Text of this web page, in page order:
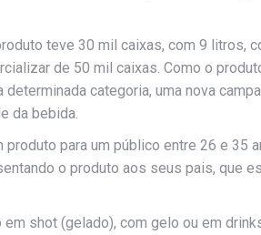
teve 30 mil caixas, com 9 litros,
de 50 mil caixas. Como o
categoria, uma nova
da bebida.
produto para um público entre 26 e 35
o produto aos seus pais, que
shot (gelado), com gelo ou em